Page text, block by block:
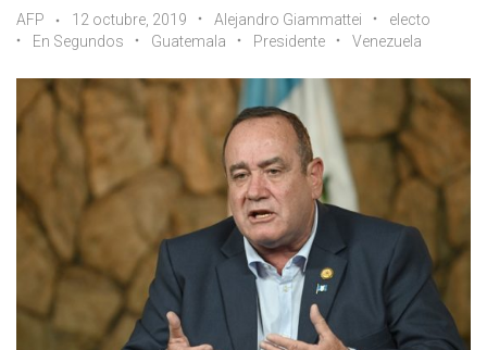
AFP 12 octubre, 2019 Alejandro Giammattei
electo
En Segundos
Guatemala Presidente Venezuela